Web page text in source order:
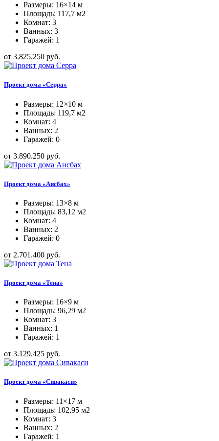
Размеры: 16×14 м
Площадь: 117,7 м2
Комнат: 3
Ванных: 3
Гаражей: 1
от 3.825.250 руб.
Проект дома «Серра»
Размеры: 12×10 м
Площадь: 119,7 м2
Комнат: 4
Ванных: 2
Гаражей: 0
от 3.890.250 руб.
Проект дома «Ансбах»
Размеры: 13×8 м
Площадь: 83,12 м2
Комнат: 4
Ванных: 2
Гаражей: 0
от 2.701.400 руб.
Проект дома «Тена»
Размеры: 16×9 м
Площадь: 96,29 м2
Комнат: 3
Ванных: 1
Гаражей: 1
от 3.129.425 руб.
Проект дома «Сивакаси»
Размеры: 11×17 м
Площадь: 102,95 м2
Комнат: 3
Ванных: 2
Гаражей: 1